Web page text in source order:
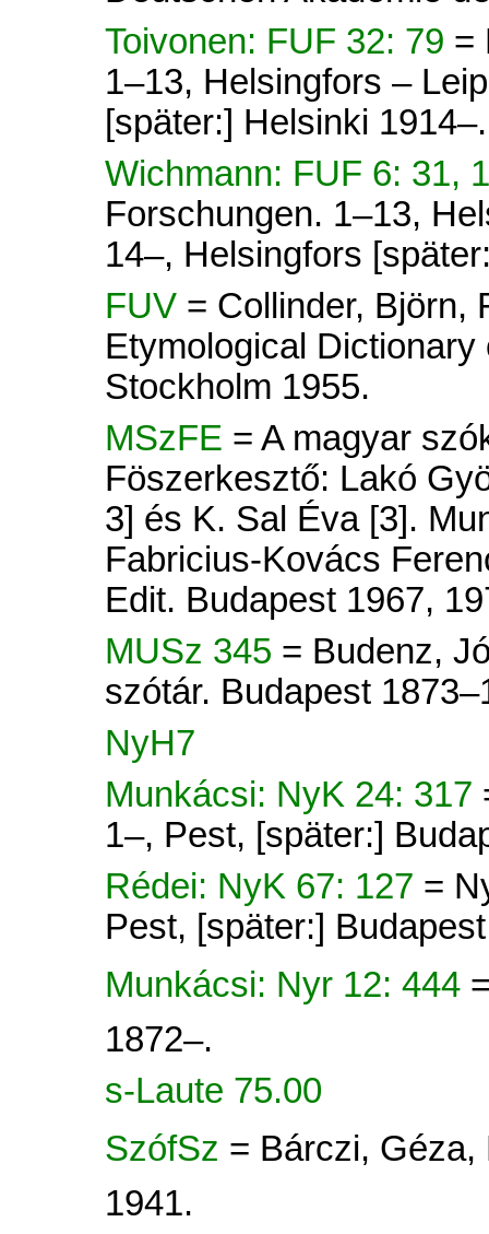
Toivonen: FUF 32: 79 =
1–13, Helsingfors –
[später:] Helsinki 1914–.
Wichmann: FUF 6: 31,
Forschungen. 1–13,
14–, Helsingfors
FUV = Collinder, Björn,
Etymological
Stockholm 1955.
MSzFE = A magyar
Föszerkesztő: Lakó
3] és K. Sal Éva [3].
Fabricius-Kovács
Edit. Budapest 1967,
MUSz 345 = Budenz,
szótár. Budapest
NyH7
Munkácsi: NyK 24: 317
1–, Pest, [später:]
Rédei: NyK 67: 127 =
Pest, [später:]
Munkácsi: Nyr 12: 444
1872–.
s-Laute 75.00
SzófSz = Bárczi, Géza,
1941.